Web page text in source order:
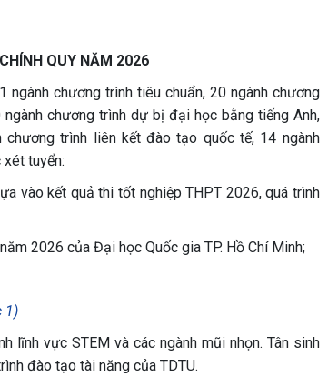
QUY NĂM 2026
chương trình tiêu chuẩn, 20 ngành chương
chương trình dự bị đại học bằng tiếng Anh,
chương trình liên kết đào tạo quốc tế, 14 ngành
tuyển:
vào kết quả thi tốt nghiệp THPT 2026, quá trình
2026 của Đại học Quốc gia TP. Hồ Chí Minh;
1)
lĩnh vực STEM và các ngành mũi nhọn. Tân sinh
đào tạo tài năng của TDTU.